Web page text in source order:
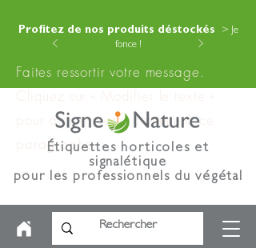
Profitez de nos produits déstockés
> Je
fonce !
Faites ressortir votre message.
Cliquez sur « Modifier le texte »
pour ajouter votre contenu à ce
paragraphe.
Étiquettes horticoles et
signalétique
pour les professionnels du végétal